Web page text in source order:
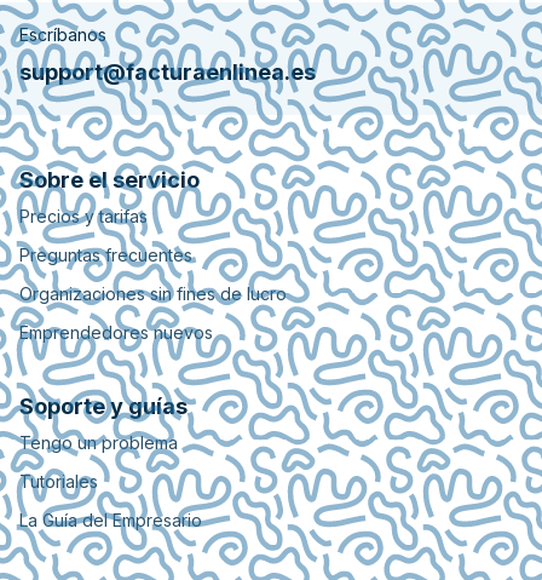
Escríbanos
support@facturaenlinea.es
Sobre el servicio
Precios y tarifas
Preguntas frecuentes
Organizaciones sin fines de lucro
Emprendedores nuevos
Soporte y guías
Tengo un problema
Tutoriales
La Guía del Empresario